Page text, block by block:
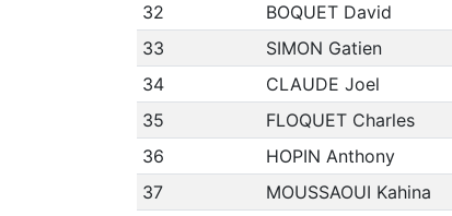
32
BOQUET David
33
SIMON Gatien
34
CLAUDE Joel
35
FLOQUET Charles
36
HOPIN Anthony
37
MOUSSAOUI Kahina